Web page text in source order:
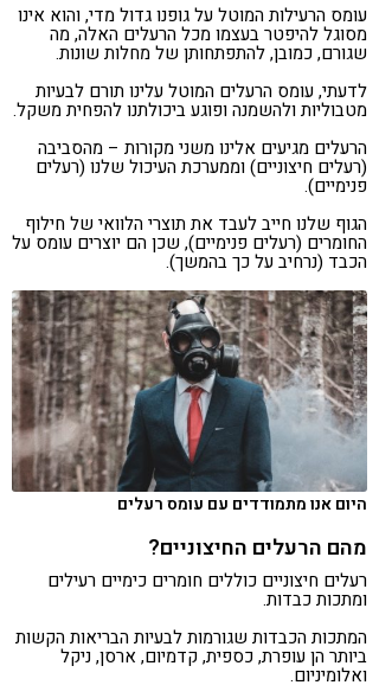
עומס הרעילות המוטל על גופנו גדול מדי, והוא אינו
מסוגל להיפטר בעצמו מכל הרעלים האלה, מה
שגורם, כמובן, להתפתחותן של מחלות שונות.
לדעתי, עומס הרעלים המוטל עלינו תורם לבעיות
מטבוליות ולהשמנה ופוגע ביכולתנו להפחית משקל.
הרעלים מגיעים אלינו משני מקורות – מהסביבה
(רעלים חיצוניים) וממערכת העיכול שלנו (רעלים
פנימיים).
הגוף שלנו חייב לעבד את תוצרי הלוואי של חילוף
החומרים (רעלים פנימיים), שכן הם יוצרים עומס על
הכבד (נרחיב על כך בהמשך).
היום אנו מתמודדים עם עומס רעלים
מהם הרעלים החיצוניים?
רעלים חיצוניים כוללים חומרים כימיים רעילים
ומתכות כבדות.
המתכות הכבדות שגורמות לבעיות הבריאות הקשות
ביותר הן עופרת, כספית, קדמיום, ארסן, ניקל
ואלומיניום.